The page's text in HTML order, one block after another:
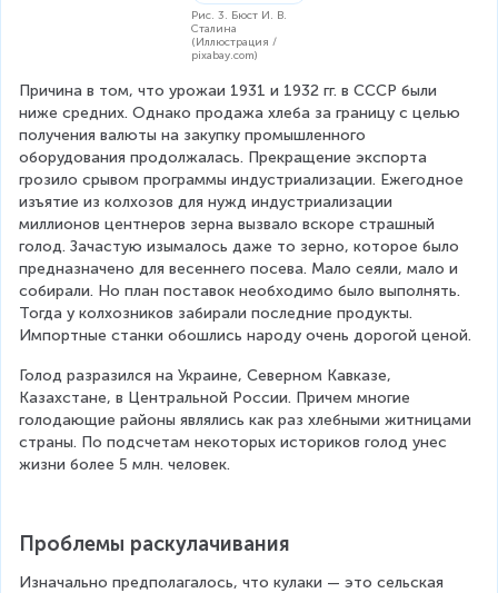
Рис. 3. Бюст И. В.
Сталина
(Иллюстрация /
pixabay.com)
Причина в том, что урожаи 1931 и 1932 гг. в СССР были
ниже средних. Однако продажа хлеба за границу с целью
получения валюты на закупку промышленного
оборудования продолжалась. Прекращение экспорта
грозило срывом программы индустриализации. Ежегодное
изъятие из колхозов для нужд индустриализации
миллионов центнеров зерна вызвало вскоре страшный
голод. Зачастую изымалось даже то зерно, которое было
предназначено для весеннего посева. Мало сеяли, мало и
собирали. Но план поставок необходимо было выполнять.
Тогда у колхозников забирали последние продукты.
Импортные станки обошлись народу очень дорогой ценой.
Голод разразился на Украине, Северном Кавказе,
Казахстане, в Центральной России. Причем многие
голодающие районы являлись как раз хлебными житницами
страны. По подсчетам некоторых историков голод унес
жизни более 5 млн. человек.
Проблемы раскулачивания
Изначально предполагалось, что кулаки — это сельская